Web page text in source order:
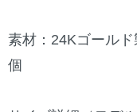
素材：24Kゴール
個